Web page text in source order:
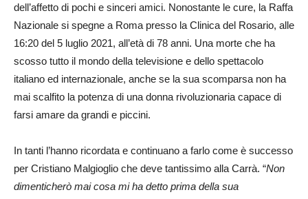
dell’affetto di pochi e sinceri amici. Nonostante le cure, la Raffa
Nazionale si spegne a Roma presso la Clinica del Rosario, alle
16:20 del 5 luglio 2021, all’età di 78 anni. Una morte che ha
scosso tutto il mondo della televisione e dello spettacolo
italiano ed internazionale, anche se la sua scomparsa non ha
mai scalfito la potenza di una donna rivoluzionaria capace di
farsi amare da grandi e piccini.
In tanti l’hanno ricordata e continuano a farlo come è successo
per Cristiano Malgioglio che deve tantissimo alla Carrà. “Non
dimenticherò mai cosa mi ha detto prima della sua